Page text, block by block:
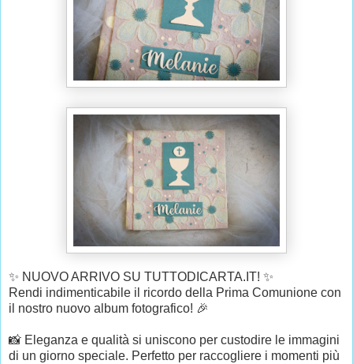
✨ NUOVO ARRIVO SU TUTTODICARTA.IT! ✨
Rendi indimenticabile il ricordo della Prima Comunione con
il nostro nuovo album fotografico! 🎉
📸 Eleganza e qualità si uniscono per custodire le immagini
di un giorno speciale. Perfetto per raccogliere i momenti più